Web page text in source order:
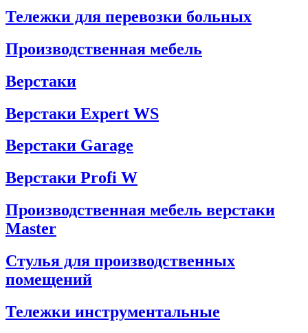
Тележки для перевозки больных
Производственная мебель
Верстаки
Верстаки Expert WS
Верстаки Garage
Верстаки Profi W
Производственная мебель верстаки
Master
Стулья для производственных
помещений
Тележки инструментальные